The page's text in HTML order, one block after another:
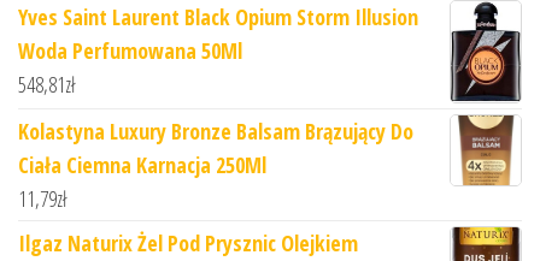
Yves Saint Laurent Black Opium Storm Illusion
Woda Perfumowana 50Ml
548,81zł
Kolastyna Luxury Bronze Balsam Brązujący Do
Ciała Ciemna Karnacja 250Ml
11,79zł
Ilgaz Naturix Żel Pod Prysznic Olejkiem